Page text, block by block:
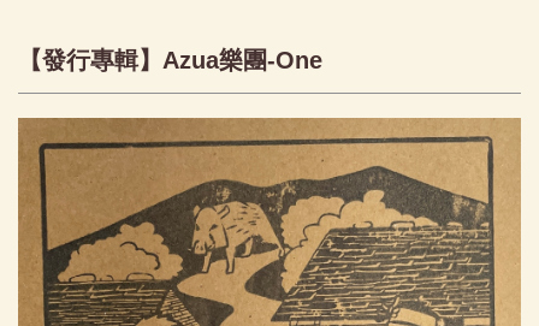
【發行專輯】Azua樂團-One